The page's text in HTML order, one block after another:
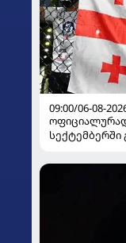
09:00/06-08-
სექტემბერში